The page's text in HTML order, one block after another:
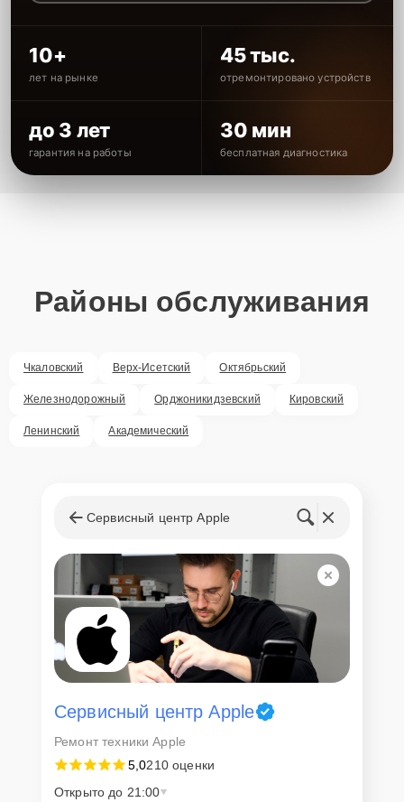
10+
лет на рынке
45 тыс.
отремонтировано устройств
до 3 лет
гарантия на работы
30 мин
бесплатная диагностика
Районы обслуживания
Чкаловский Верх-Исетский Октябрьский
Железнодорожный Орджоникидзевский Кировский
Ленинский Академический
Сервисный центр Apple
Сервисный центр Apple
Ремонт техники Apple
5,0210 оценки
Открыто до 21:00